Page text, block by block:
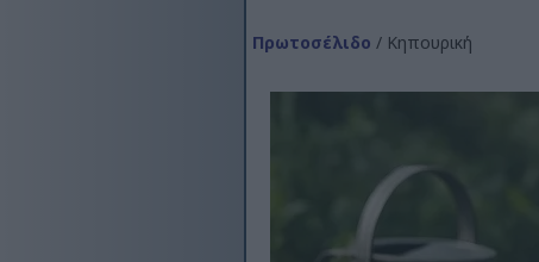
Πρωτοσέλιδο / Κηπουρική